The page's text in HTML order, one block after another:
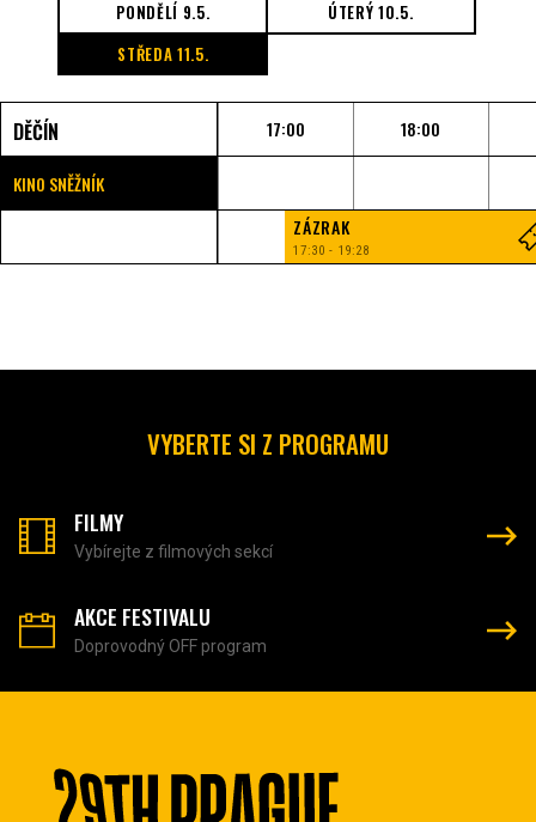
PONDĚLÍ 9.5.
ÚTERÝ 10.5.
STŘEDA 11.5.
DĚČÍN
KINO SNĚŽNÍK
17:00 18:00
ZÁZRAK
17:30 - 19:28
VYBERTE SI Z PROGRAMU
FILMY
Vybírejte z filmových sekcí
AKCE FESTIVALU
Doprovodný OFF program